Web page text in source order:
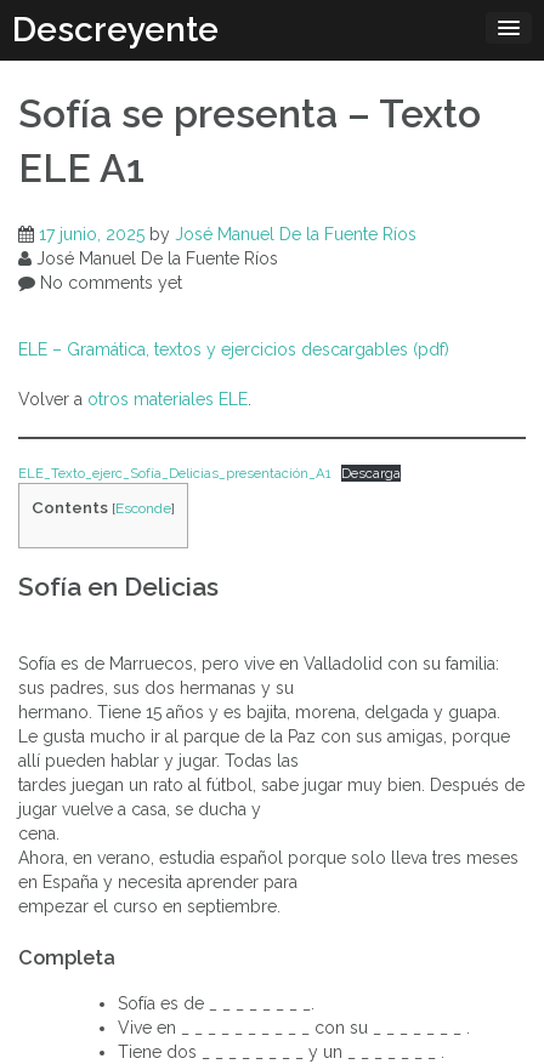
content
Descreyente
Sofía se presenta – Texto
ELE A1
17 junio, 2025 by José Manuel De la Fuente Ríos
José Manuel De la Fuente Ríos
No comments yet
ELE – Gramática, textos y ejercicios descargables (pdf)
Volver a otros materiales ELE
ELE_Texto_ejerc_Sofía_Delicias_presentación_A1 Descarga
Contents [Esconde]
Sofía en Delicias
Sofía es de Marruecos, pero vive en Valladolid con su familia:
sus padres, sus dos hermanas y su
hermano. Tiene 15 años y es bajita, morena, delgada y guapa.
Le gusta mucho ir al parque de la Paz con sus amigas, porque
allí pueden hablar y jugar. Todas las
tardes juegan un rato al fútbol, sabe jugar muy bien. Después de
jugar vuelve a casa, se ducha y
cena.
Ahora, en verano, estudia español porque solo lleva tres meses
en España y necesita aprender para
empezar el curso en septiembre.
Completa
Sofía es de
Vive en _ _ _ _ _ _ _ _ _ _ con su _ _ _ _ _ _ _ .
Tiene dos _ _ _ _ _ _ _ _ y un _ _ _ _ _ _ _ .